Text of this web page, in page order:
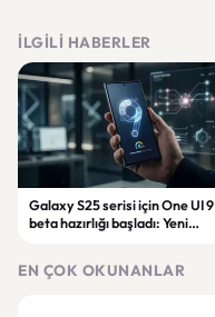
İLGILI HABERLER
Galaxy S25 serisi için One UI 9
beta hazırlığı başladı: Yeni
EN ÇOK OKUNANLAR